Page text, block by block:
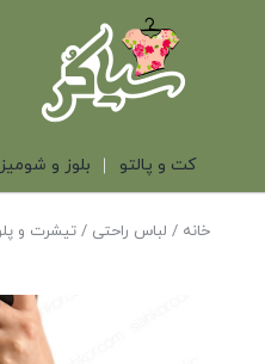
کت و پالتو بلوز و شومیز
خانه / لباس راحتی /تیشرت و